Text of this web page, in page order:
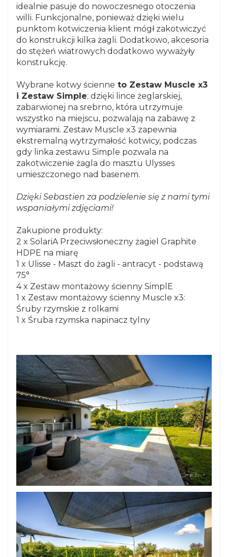
idealnie pasuje do nowoczesnego otoczenia
willi. Funkcjonalne, ponieważ dzięki wielu
punktom kotwiczenia klient mógł zakotwiczyć
do konstrukcji kilka żagli. Dodatkowo, akcesoria
do stężeń wiatrowych dodatkowo wyważyły
konstrukcję.
Wybrane kotwy ścienne to Zestaw Muscle x3
i Zestaw Simple: dzięki lince żeglarskiej,
zabarwionej na srebrno, która utrzymuje
wszystko na miejscu, pozwalają na zabawę z
wymiarami. Zestaw Muscle x3 zapewnia
ekstremalną wytrzymałość kotwicy, podczas
gdy linka zestawu Simple pozwala na
zakotwiczenie żagla do masztu Ulysses
umieszczonego nad basenem.
Dzięki Sebastien za podzielenie się z nami tymi
wspaniałymi zdjęciami!
Zakupione produkty:
2 x SolariA Przeciwsłoneczny żagiel Graphite
HDPE na miarę
1 x Ulisse - Maszt do żagli - antracyt - podstawą
75°
4 x Zestaw montażowy ścienny SimplE
1 x Zestaw montażowy ścienny Muscle x3:
Śruby rzymskie z rolkami
1 x Śruba rzymska napinacz tylny